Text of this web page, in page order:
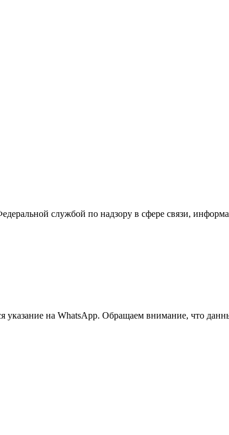
службой по надзору в сфере связи,
на WhatsApp. Обращаем внимание, что